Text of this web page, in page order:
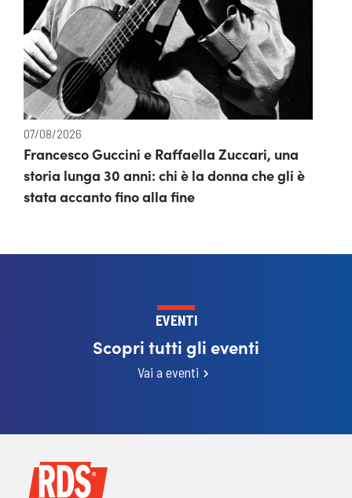
07/08/2026
Francesco Guccini e Raffaella Zuccari, una
storia lunga 30 anni: chi è la donna che gli è
stata accanto fino alla fine
EVENTI
Scopri tutti gli eventi
Vai a eventi